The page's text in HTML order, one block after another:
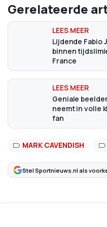
Gerelateerde
Lijdende Fabio
binnen
France
Geniale
neemt in volle
fan
MARK CAVENDISH
Stel Sportnieuws.nl als